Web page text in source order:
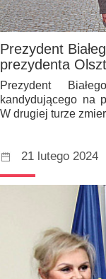
Prezydent
prezydenta
Prezydent
kandydującego na
W drugiej turze
21 lutego 2024